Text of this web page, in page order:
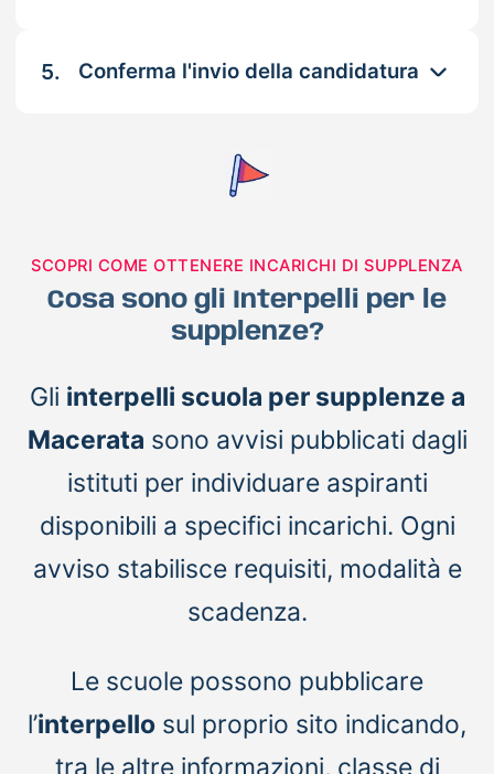
5. Conferma l'invio della candidatura
SCOPRI COME OTTENERE INCARICHI DI SUPPLENZA
Cosa sono gli Interpelli per le
supplenze?
Gli interpelli scuola per supplenze a
Macerata sono avvisi pubblicati dagli
istituti per individuare aspiranti
disponibili a specifici incarichi. Ogni
avviso stabilisce requisiti, modalità e
scadenza.
Le scuole possono pubblicare
l’interpello sul proprio sito indicando,
tra le altre informazioni, classe di